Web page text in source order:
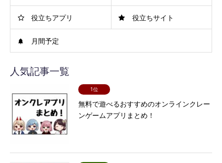
役立ちアプリ 役立ちサイト
月間予定
人気記事一覧
1位
無料で遊べるおすすめのオンラインクレー
ンゲームアプリまとめ！